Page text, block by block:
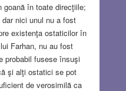
goană în toate direcţiile;
nici unul nu a fost
existenţa ostaticilor în
Farhan, nu au fost
probabil fusese însuşi
şi alţi ostatici se pot
de verosimilă ca